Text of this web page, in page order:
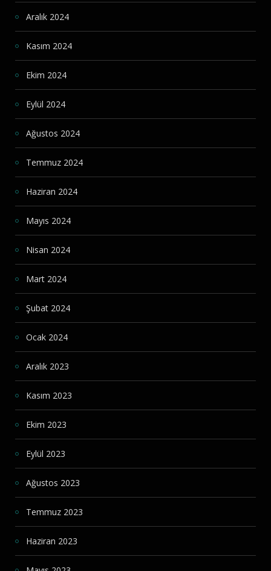
Aralık 2024
Kasım 2024
Ekim 2024
Eylül 2024
Ağustos 2024
Temmuz 2024
Haziran 2024
Mayıs 2024
Nisan 2024
Mart 2024
Şubat 2024
Ocak 2024
Aralık 2023
Kasım 2023
Ekim 2023
Eylül 2023
Ağustos 2023
Temmuz 2023
Haziran 2023